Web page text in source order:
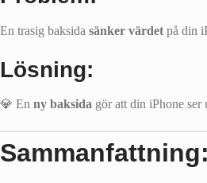
En trasig baksida sänker värdet på din
Lösning:
💎 En ny baksida gör att din iPhone ser